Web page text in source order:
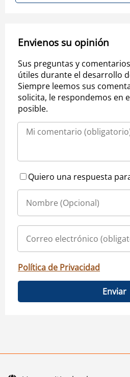
Envienos su opinión
Sus preguntas y
útiles durante el desarrollo
Siempre leemos sus
solicita, le respondemos en
posible.
Quiero una respuesta
Política de Privacidad
Enviar